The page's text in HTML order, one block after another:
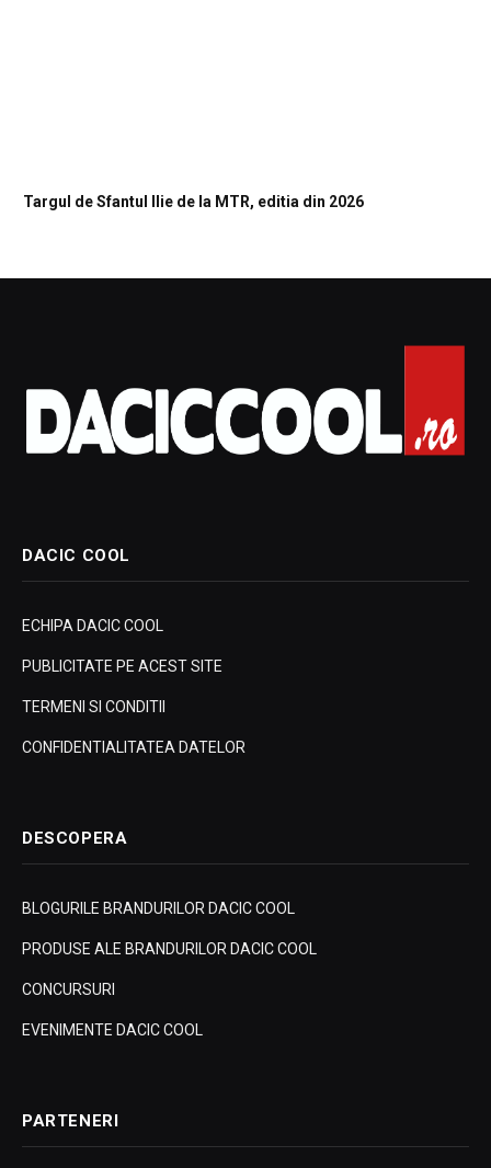
Targul de Sfantul Ilie de la MTR, editia din 2026
DACIC COOL
ECHIPA DACIC COOL
PUBLICITATE PE ACEST SITE
TERMENI SI CONDITII
CONFIDENTIALITATEA DATELOR
DESCOPERA
BLOGURILE BRANDURILOR DACIC COOL
PRODUSE ALE BRANDURILOR DACIC COOL
CONCURSURI
EVENIMENTE DACIC COOL
PARTENERI